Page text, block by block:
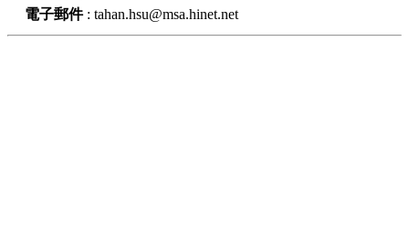
電子郵件: tahan.hsu@msa.hinet.net